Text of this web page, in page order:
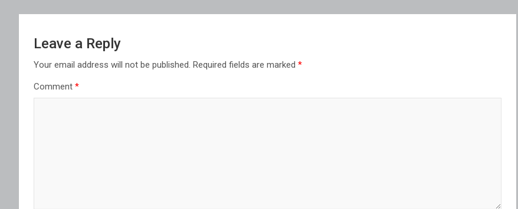
Leave a Reply
Your email address will not be published. Required fields are marked *
Comment *